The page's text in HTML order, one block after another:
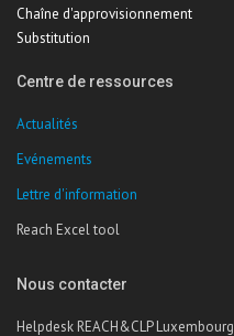
Chaîne d'approvisionnement
Substitution
Centre de ressources
Actualités
Evénements
Lettre d'information
Reach Excel tool
Nous contacter
Helpdesk REACH&CLP Luxembourg